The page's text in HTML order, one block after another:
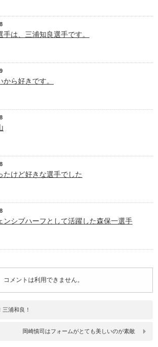
手は、三浦知良選手です。
から好きです。
たけど好きな選手でした
ンシブハーフとして活躍した森保一選手
コメントは利用できません。
浦和良！
岡崎慎司はフォームがとても美しいのが素敵